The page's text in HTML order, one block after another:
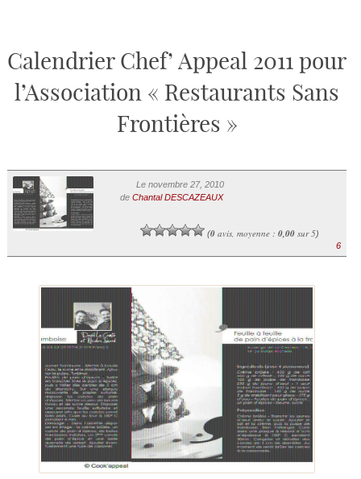
Calendrier Chef’ Appeal 2011 pour
l’Association « Restaurants Sans
Frontières »
Le novembre 27, 2010
de Chantal DESCAZEAUX
(0avis, moyenne : 0,00sur 5)
6